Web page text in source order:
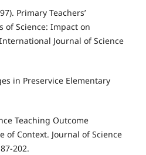
Primary Teachers’
of Science: Impact on
Journal of Science
in Preservice Elementary
Teaching Outcome
of Context. Journal of Science
202.